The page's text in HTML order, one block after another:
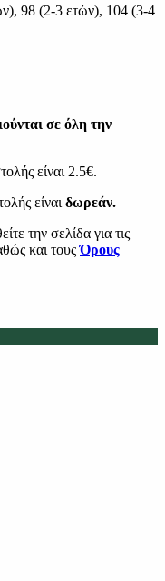
98 (2-3 ετών), 104 (3-4
σε όλη την
είναι 2.5€.
είναι δωρεάν.
την σελίδα για τις
και τουςΌρους